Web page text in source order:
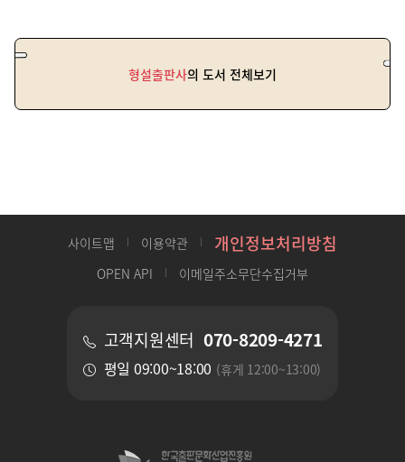
형설출판사의 도서 전체보기
사이트맵 이용약관 개인정보처리방침
OPEN API 이메일주소무단수집거부
고객지원센터 070-8209-4271
평일 09:00~18:00 (휴게 12:00~13:00)